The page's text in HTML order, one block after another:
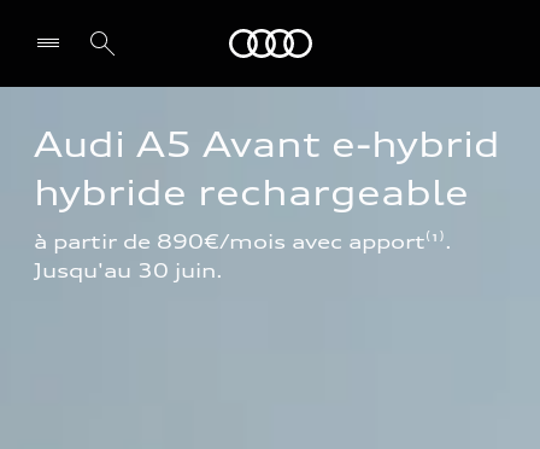
Audi A5 Avant e-hybrid
hybride rechargeable
à partir de 890€/mois avec apport⁽¹⁾.
Jusqu'au 30 juin.